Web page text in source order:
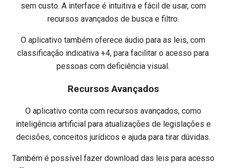
sem custo. A interface é intuitiva e fácil de usar, com
recursos avançados de busca e filtro.
O aplicativo também oferece áudio para as leis, com
classificação indicativa +4, para facilitar o acesso para
pessoas com deficiência visual.
Recursos Avançados
O aplicativo conta com recursos avançados, como
inteligência artificial para atualizações de legislações e
decisões, conceitos jurídicos e ajuda para tirar dúvidas.
Também é possível fazer download das leis para acesso